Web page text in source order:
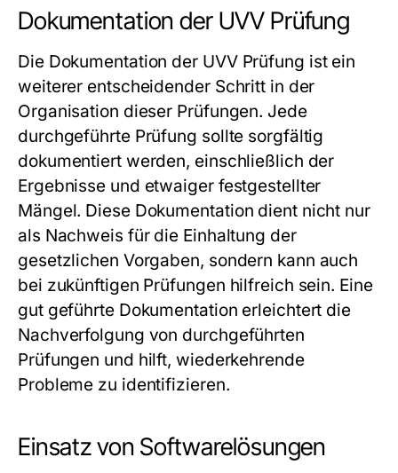
Dokumentation der UVV Prüfung
Die Dokumentation der UVV Prüfung ist ein
weiterer entscheidender Schritt in der
Organisation dieser Prüfungen. Jede
durchgeführte Prüfung sollte sorgfältig
dokumentiert werden, einschließlich der
Ergebnisse und etwaiger festgestellter
Mängel. Diese Dokumentation dient nicht nur
als Nachweis für die Einhaltung der
gesetzlichen Vorgaben, sondern kann auch
bei zukünftigen Prüfungen hilfreich sein. Eine
gut geführte Dokumentation erleichtert die
Nachverfolgung von durchgeführten
Prüfungen und hilft, wiederkehrende
Probleme zu identifizieren.
Einsatz von Softwarelösungen